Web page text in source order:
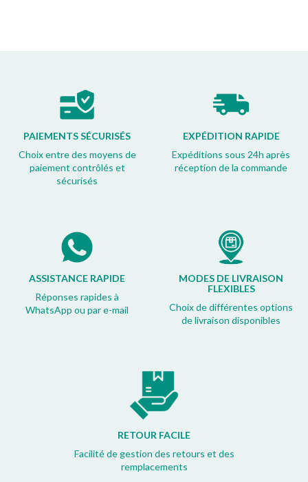
PAIEMENTS SÉCURISÉS
Choix entre des moyens de
paiement contrôlés et
sécurisés
EXPÉDITION RAPIDE
Expéditions sous 24h après
réception de la commande
ASSISTANCE RAPIDE
Réponses rapides à
WhatsApp ou par e-mail
MODES DE LIVRAISON
FLEXIBLES
Choix de différentes options
de livraison disponibles
RETOUR FACILE
Facilité de gestion des retours et des
remplacements